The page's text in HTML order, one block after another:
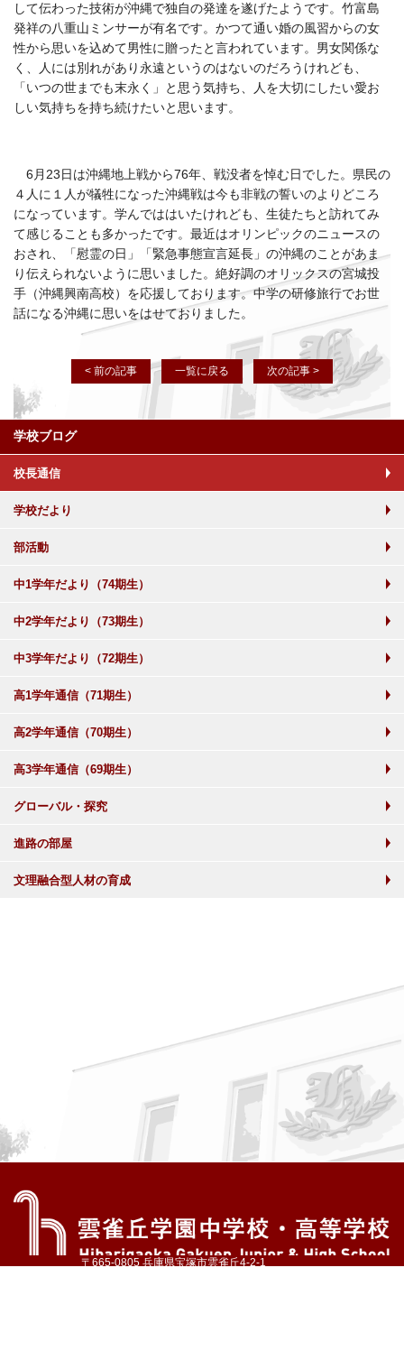
して伝わった技術が沖縄で独自の発達を遂げたようです。竹富島
発祥の八重山ミンサーが有名です。かつて通い婚の風習からの女
性から思いを込めて男性に贈ったと言われています。男女関係な
く、人には別れがあり永遠というのはないのだろうけれども、
「いつの世までも末永く」と思う気持ち、人を大切にしたい愛お
しい気持ちを持ち続けたいと思います。
6月23日は沖縄地上戦から76年、戦没者を悼む日でした。県民の
４人に１人が犠牲になった沖縄戦は今も非戦の誓いのよりどころ
になっています。学んでははいたけれども、生徒たちと訪れてみ
て感じることも多かったです。最近はオリンピックのニュースの
おされ、「慰霊の日」「緊急事態宣言延長」の沖縄のことがあま
り伝えられないように思いました。絶好調のオリックスの宮城投
手（沖縄興南高校）を応援しております。中学の研修旅行でお世
話になる沖縄に思いをはせておりました。
< 前の記事 一覧に戻る 次の記事 >
学校ブログ
校長通信
学校だより
部活動
中1学年だより（74期生）
中2学年だより（73期生）
中3学年だより（72期生）
高1学年通信（71期生）
高2学年通信（70期生）
高3学年通信（69期生）
グローバル・探究
進路の部屋
文理融合型人材の育成
〒665-0805 兵庫県宝塚市雲雀丘4-2-1